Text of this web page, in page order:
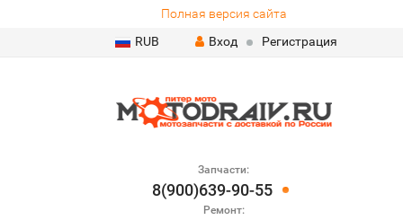
Полная версия сайта
RUB
Вход Регистрация
Запчасти:
8(900)639-90-55
Ремонт: